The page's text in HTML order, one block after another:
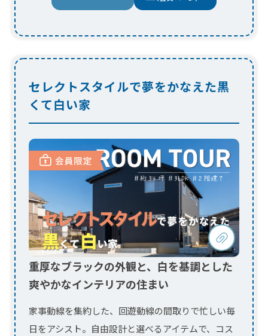
重厚なブラックの外観と、白を基調とした
爽やかなインテリアの住まい
家事動線を集約した、回遊動線の間取りで忙しい毎
日をアシスト。自由設計と選べるアイテムで、コス
トと品質のバランスを兼ね備えたコース「セレクト
ス...
会員登録 （会員ページ）